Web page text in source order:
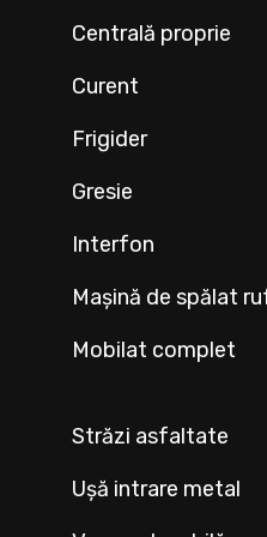
Centrală proprie
Curent
Frigider
Gresie
Interfon
Mașină de spălat
Mobilat complet
Străzi asfaltate
Ușă intrare metal